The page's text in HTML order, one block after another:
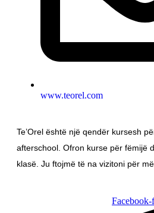
www.teorel.com
Te’Orel është një qendër kursesh
afterschool. Ofron kurse për fëmijë
klasë. Ju ftojmë të na vizitoni për
Facebook-f